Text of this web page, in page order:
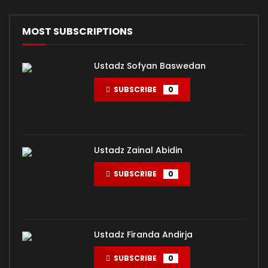
MOST SUBSCRIPTIONS
Ustadz Sofyan Baswedan
SUBSCRIBE 0
Ustadz Zainal Abidin
SUBSCRIBE 0
Ustadz Firanda Andirja
SUBSCRIBE 0